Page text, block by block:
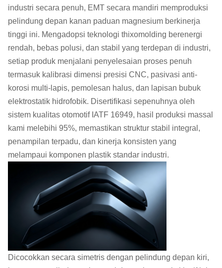
industri secara penuh, EMT secara mandiri memproduksi
pelindung depan kanan paduan magnesium berkinerja
tinggi ini. Mengadopsi teknologi thixomolding berenergi
rendah, bebas polusi, dan stabil yang terdepan di industri,
setiap produk menjalani penyelesaian proses penuh
termasuk kalibrasi dimensi presisi CNC, pasivasi anti-
korosi multi-lapis, pemolesan halus, dan lapisan bubuk
elektrostatik hidrofobik. Disertifikasi sepenuhnya oleh
sistem kualitas otomotif IATF 16949, hasil produksi massal
kami melebihi 95%, memastikan struktur stabil integral,
penampilan terpadu, dan kinerja konsisten yang
melampaui komponen plastik standar industri.
Dicocokkan secara simetris dengan pelindung depan kiri,